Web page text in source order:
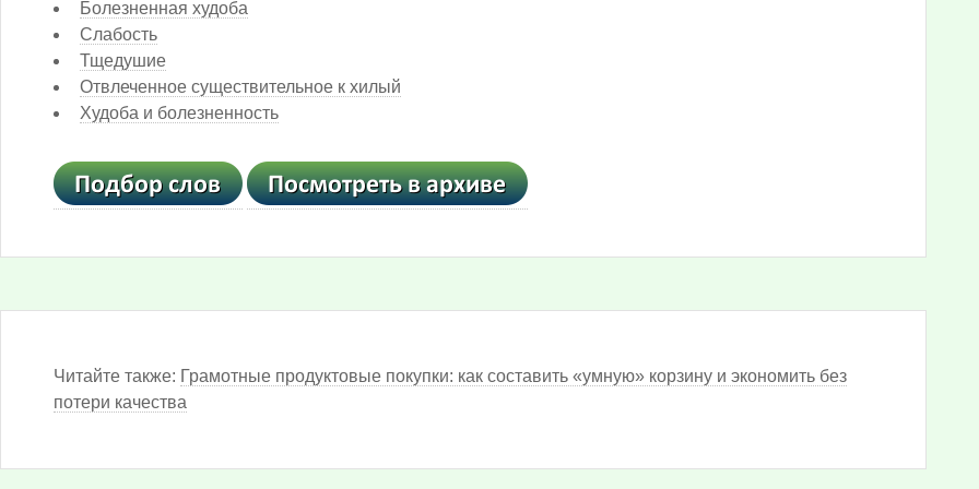
Болезненная худоба
Слабость
Тщедушие
Отвлеченное существительное к хилый
Худоба и болезненность
Читайте также: Грамотные продуктовые покупки: как составить «умную» корзину и экономить без
потери качества